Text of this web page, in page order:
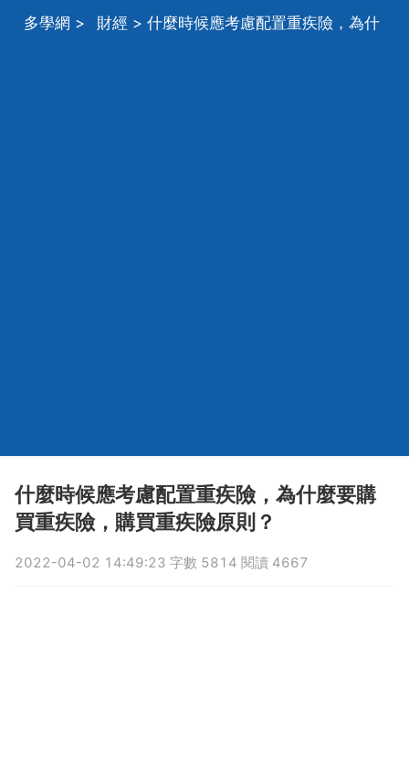
多學網 > 財經 > 什麼時候應考慮配置重疾險，為什
什麼時候應考慮配置重疾險，為什麼要購
買重疾險，購買重疾險原則？
2022-04-02 14:49:23 字數 5814 閱讀 4667